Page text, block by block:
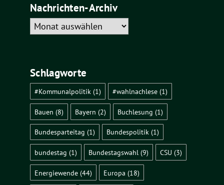
Nachrichten-Archiv
Nachrichten-
Archiv
Schlagworte
#Kommunalpolitik (1) #wahlnachlese(1)
Bauen (8) Bayern (2) Buchlesung (1)
Bundesparteitag (1) Bundespolitik(1)
bundestag (1) Bundestagswahl(9) CSU (3)
Energiewende (44) Europa (18)